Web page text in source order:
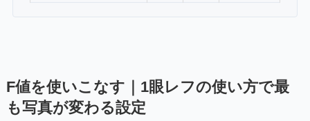
F値を使いこなす｜1眼レフの使い方で最
も写真が変わる設定